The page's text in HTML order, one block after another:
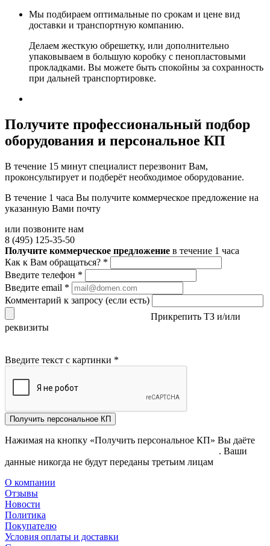
Мы подбираем оптимальные по срокам и цене вид
доставки и транспортную компанию.
Делаем жесткую обрешетку, или дополнительно
упаковываем в большую коробку с пенопластовыми
прокладками. Вы можете быть спокойны за сохранность
при дальней транспортировке.
Получите профессиональный подбор
оборудования и персональное КП
В течение 15 минут специалист перезвонит Вам,
проконсультирует и подберёт необходимое оборудование.
В течение 1 часа Вы получите коммерческое предложение на
указанную Вами почту
или позвоните нам
8 (495) 125-35-50
Получите коммерческое предложение в течение 1 часа
Как к Вам обращаться? *
Введите телефон *
Введите email *
Комментарий к запросу (если есть)
Прикрепить ТЗ и/или
реквизиты
Введите текст с картинки *
Получить персональное КП
Нажимая на кнопку «Получить персональное КП» Вы даёте
. Ваши
данные никогда не будут переданы третьим лицам
О компании
Отзывы
Новости
Политика
Покупателю
Условия оплаты и доставки